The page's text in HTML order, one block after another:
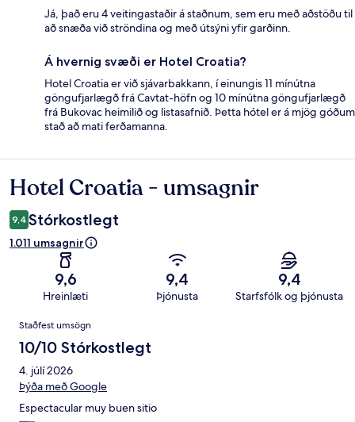
Já, það eru 4 veitingastaðir á staðnum, sem eru með aðstöðu til
að snæða við ströndina og með útsýni yfir garðinn.
Á hvernig svæði er Hotel Croatia?
Hotel Croatia er við sjávarbakkann, í einungis 11 mínútna
göngufjarlægð frá Cavtat-höfn og 10 mínútna göngufjarlægð
frá Bukovac heimilið og listasafnið. Þetta hótel er á mjög góðum
stað að mati ferðamanna.
Umsagnir
Hotel Croatia - umsagnir
9,4 Stórkostlegt
1.011 umsagnir
9,6
Hreinlæti
9,4
Þjónusta
9,4
Starfsfólk og þjónusta
Umsagnir
Staðfest umsögn
10/10 Stórkostlegt
4. júlí 2026
Þýða með Google
Espectacular muy buen sitio